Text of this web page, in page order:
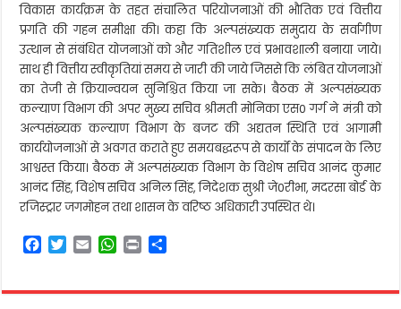
विकास कार्यक्रम के तहत संचालित परियोजनाओं की भौतिक एवं वित्तीय
प्रगति की गहन समीक्षा की। कहा कि अल्पसंख्यक समुदाय के सर्वागीण
उत्थान से संबंधित योजनाओं को और गतिशील एवं प्रभावशाली बनाया जाये।
साथ ही वित्तीय स्वीकृतियां समय से जारी की जाये जिससे कि लंबित योजनाओं
का तेजी से क्रियान्वयन सुनिश्चित किया जा सके। बैठक में अल्पसंख्यक
कल्याण विभाग की अपर मुख्य सचिव श्रीमती मोनिका एस0 गर्ग ने मंत्री को
अल्पसंख्यक कल्याण विभाग के बजट की अद्यतन स्थिति एवं आगामी
कार्ययोजनाओं से अवगत कराते हुए समयबद्धरूप से कार्यों के संपादन के लिए
आश्वस्त किया। बैठक में अल्पसंख्यक विभाग के विशेष सचिव आनंद कुमार
आनंद सिंह, विशेष सचिव अनिल सिंह, निदेशक सुश्री जे0रीभा, मदरसा बोर्ड के
रजिस्ट्रार जगमोहन तथा शासन के वरिष्ठ अधिकारी उपस्थित थे।
F
e
T
t
E
i
W
t
P
n
r